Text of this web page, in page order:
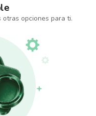
otras opciones para ti.